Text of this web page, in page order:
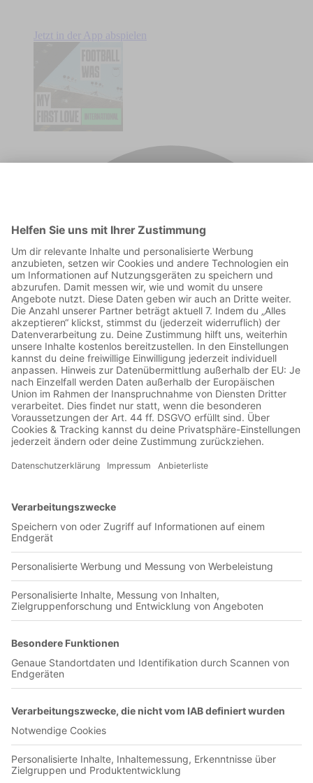
Jetzt in der App abspielen
00:56:07
denn wir sprechen über das "Pfennigfuchsen" beim
ambitionierten Schülers nicht reichte, schraubte er das
Reisebudget nach unten. Im ersten Teil des Interviews geht es
um Jans erste Schritte als Groundhopper und um radikale
Sparmaßnahmen, um möglichst viel zu sehen. Per Anhalter
ging es zum Spiel Slask Wroclaw - Lech Poznan inklusive
einer Nacht in der Bahnhofshalle, ehe der Wunsch nach einer
Irak.
Olympia-Verlag GmbH
Badstraße 4-6
90402 Nürnberg